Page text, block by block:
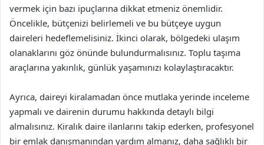
vermek için bazı ipuçlarına dikkat etmeniz önemlidir.
Öncelikle, bütçenizi belirlemeli ve bu bütçeye uygun
daireleri hedeflemelisiniz. İkinci olarak, bölgedeki ulaşım
olanaklarını göz önünde bulundurmalısınız. Toplu taşıma
araçlarına yakınlık, günlük yaşamınızı kolaylaştıracaktır.
Ayrıca, daireyi kiralamadan önce mutlaka yerinde inceleme
yapmalı ve dairenin durumu hakkında detaylı bilgi
almalısınız. Kiralık daire ilanlarını takip ederken, profesyonel
bir emlak danışmanından yardım almanız, daha sağlıklı bir